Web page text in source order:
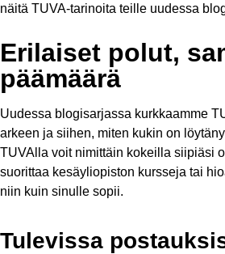
näitä TUVA-tarinoita teille uudessa
Erilaiset polut,
päämäärä
Uudessa blogisarjassa kurkkaamme
arkeen ja siihen, miten kukin on
TUVAlla voit nimittäin kokeilla siipiäsi
suorittaa kesäyliopiston kursseja tai
niin kuin sinulle sopii.
Tulevissa